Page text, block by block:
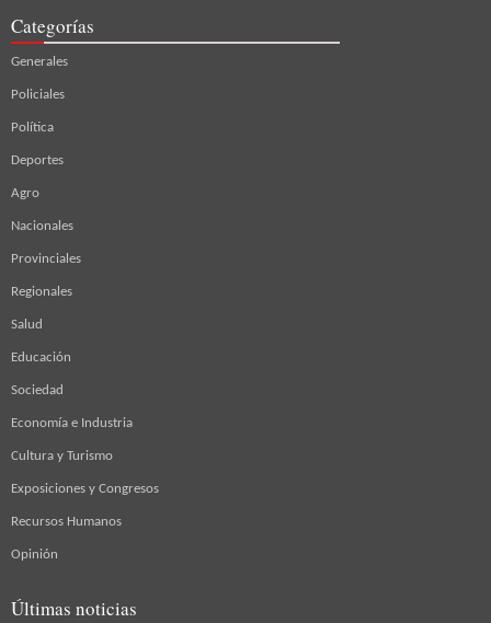
Categorías
Generales
Policiales
Política
Deportes
Agro
Nacionales
Provinciales
Regionales
Salud
Educación
Sociedad
Economía e Industria
Cultura y Turismo
Exposiciones y Congresos
Recursos Humanos
Opinión
Últimas noticias